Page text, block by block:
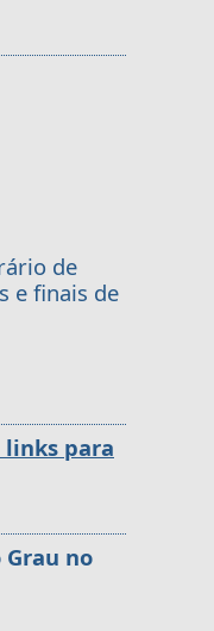
de
e finais de
links para
no